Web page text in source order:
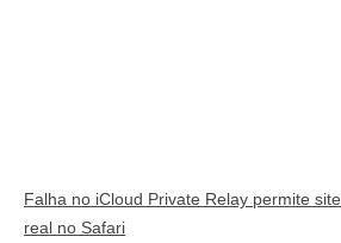
Falha no iCloud Private Relay permite
real no Safari